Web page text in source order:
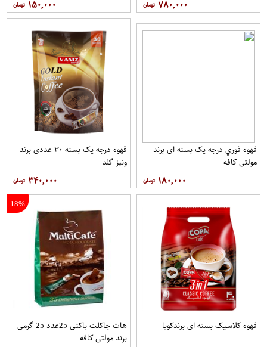
۷۸۰,۰۰۰ ۱۵۰,۰۰۰
قهوه فوري درجه یک بسته ای برند
مولتي کافه
۱۸۰,۰۰۰
قهوه درجه یک بسته ۳۰ عددی برند
ونيز گلد
۳۴۰,۰۰۰
قهوه کلاسيک بسته ای برندکوپا
18%
هات چاکلت پاکتي 25عدد 25 گرمی
برند مولتي کافه